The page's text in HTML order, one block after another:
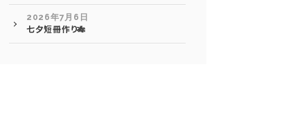
2026年7月6日
七夕短冊作り🎋